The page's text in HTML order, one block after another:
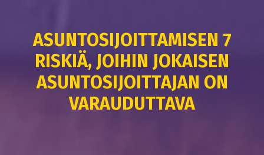
ASUNTOSIJOITTAMISEN 7
RISKIÄ, JOIHIN JOKAISEN
ASUNTOSIJOITTAJAN ON
VARAUDUTTAVA